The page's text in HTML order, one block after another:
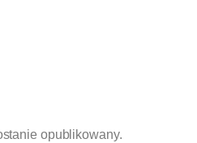
opublikowany.